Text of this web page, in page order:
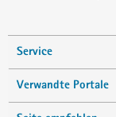
Service
Verwandte Portale